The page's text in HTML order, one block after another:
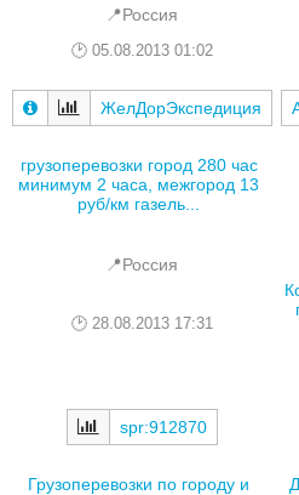
📍Россия
05.08.2013 01:02
ЖелДорЭкспедиция
грузоперевозки город 280 час
минимум 2 часа, межгород 13
руб/км газель...
📍Россия
28.08.2013 17:31
spr:912870
Грузоперевозки по городу и